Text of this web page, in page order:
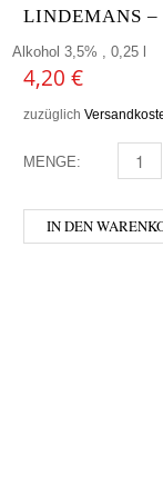
LINDEMANS –
Alkohol 3,5% , 0,25 l
4,20 €
zuzüglich
MENGE:
IN DEN